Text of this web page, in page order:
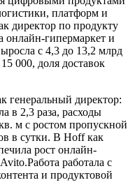
платформ и
директор по продукту
онлайн-гипермаркет и
с 4,3 до 13,2 млрд
000, доля доставок
генеральный директор:
в 2,3 раза, расходы
м с ростом пропускной
в сутки. В Hoff как
рост онлайн-
работала с
и продуктовой